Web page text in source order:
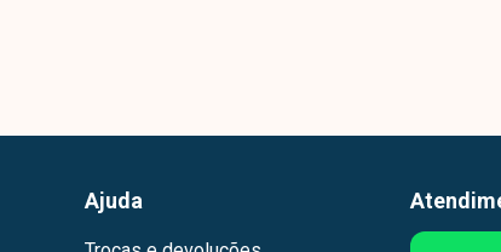
Ajuda